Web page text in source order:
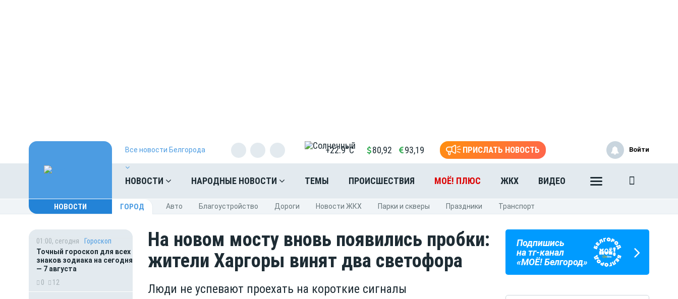
Все новости Белгорода +22.9°C 80,92 93,19 ПРИСЛАТЬ НОВОСТЬ
НОВОСТИ НАРОДНЫЕ НОВОСТИ ТЕМЫ ПРОИСШЕСТВИЯ МОЁ! ПЛЮС ЖКХ ВИДЕО
Войти
НОВОСТИ ГОРОД Авто Благоустройство Дороги Новости ЖКХ Парки и скверы Праздники Транспорт
01:00, сегодня
Гороскоп
Точный гороскоп для всех
знаков зодиака на сегодня
— 7 августа
0
12
На новом мосту вновь появились пробки:
жители Харгоры винят два светофора
Люди не успевают проехать на короткие сигналы
Подпишись
на тг-канал
«МОЁ! Белгород»
ГОРОСКОП
НА КАЖДЫЙ ДЕНЬ
ПОГОДА
В БЕЛГОРОДЕ